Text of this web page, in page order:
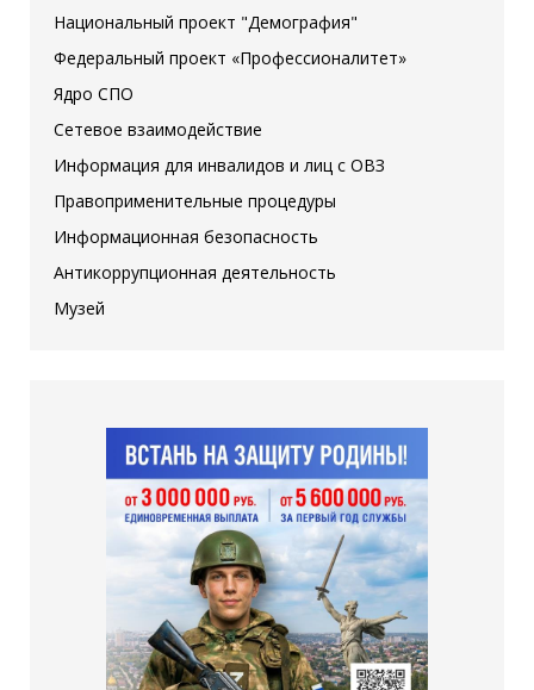
Национальный проект "Демография"
Федеральный проект «Профессионалитет»
Ядро СПО
Сетевое взаимодействие
Информация для инвалидов и лиц с ОВЗ
Правоприменительные процедуры
Информационная безопасность
Антикоррупционная деятельность
Музей